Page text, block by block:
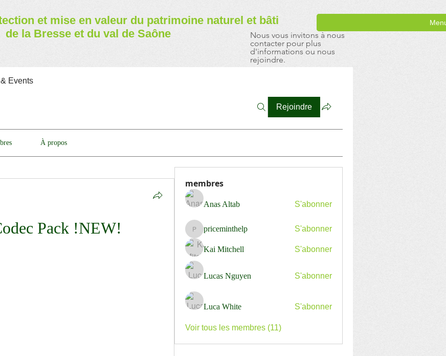
et mise en valeur du patrimoine naturel et bâti
de la Bresse et du val de Saône
Nous vous invitons à nous
contacter pour plus
d'informations ou nous
rejoindre.
Events
Rejoindre
À propos
Pack !NEW!
membres
Anas Altab S'abonner
priceminthelp
priceminthelp S'abonner
Kai Mitchell S'abonner
Lucas Nguyen S'abonner
Luca White S'abonner
Voir tous les membres (11)